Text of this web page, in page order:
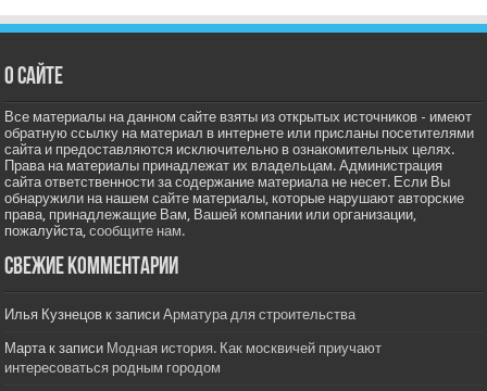
О сайте
Все материалы на данном сайте взяты из открытых источников - имеют
обратную ссылку на материал в интернете или присланы посетителями
сайта и предоставляются исключительно в ознакомительных целях.
Права на материалы принадлежат их владельцам. Администрация
сайта ответственности за содержание материала не несет. Если Вы
обнаружили на нашем сайте материалы, которые нарушают авторские
права, принадлежащие Вам, Вашей компании или организации,
пожалуйста,сообщите нам.
Свежие комментарии
Илья Кузнецов к записиАрматура для строительства
Марта к записи Модная история. Как москвичей приучают
интересоваться родным городом